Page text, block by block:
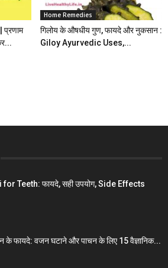
Home Remedies
गिलोय के औषधीय गुण, फायदे और नुकसान :
Giloy Ayurvedic Uses,...
for Teeth: फायदे, सही उपयोग, Side Effects
के फायदे: वजन घटाने और पाचन के लिए 15 वैज्ञानिक...